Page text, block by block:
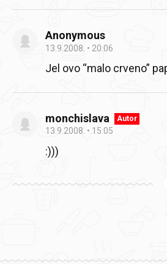
Anonymous
13.9.2008. 20:06
Jel ovo “malo crveno”
monchislava Autor
13.9.2008. 15:05
:)))